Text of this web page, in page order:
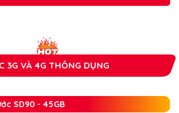
3G VÀ 4G THÔNG DỤNG
SD90 - 45GB